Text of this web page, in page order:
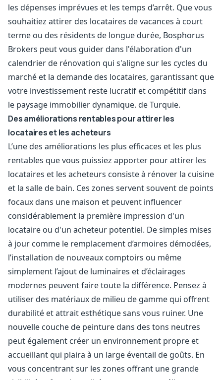
les dépenses imprévues et les temps d’arrêt. Que vous
souhaitiez attirer des locataires de vacances à court
terme ou des résidents de longue durée, Bosphorus
Brokers peut vous guider dans l'élaboration d'un
calendrier de rénovation qui s'aligne sur les cycles du
marché et la demande des locataires, garantissant que
votre investissement reste lucratif et compétitif dans
le paysage immobilier dynamique. de Turquie.
Des améliorations rentables pour attirer les
locataires et les acheteurs
L’une des améliorations les plus efficaces et les plus
rentables que vous puissiez apporter pour attirer les
locataires et les acheteurs consiste à rénover la cuisine
et la salle de bain. Ces zones servent souvent de points
focaux dans une maison et peuvent influencer
considérablement la première impression d'un
locataire ou d'un acheteur potentiel. De simples mises
à jour comme le remplacement d’armoires démodées,
l’installation de nouveaux comptoirs ou même
simplement l’ajout de luminaires et d’éclairages
modernes peuvent faire toute la différence. Pensez à
utiliser des matériaux de milieu de gamme qui offrent
durabilité et attrait esthétique sans vous ruiner. Une
nouvelle couche de peinture dans des tons neutres
peut également créer un environnement propre et
accueillant qui plaira à un large éventail de goûts. En
vous concentrant sur les zones offrant une grande